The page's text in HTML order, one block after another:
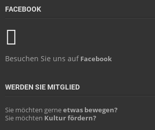
FACEBOOK
Besuchen Sie uns auf Facebook
WERDEN SIE MITGLIED
Sie möchten gerneetwas bewegen?
Sie möchten Kultur fördern?